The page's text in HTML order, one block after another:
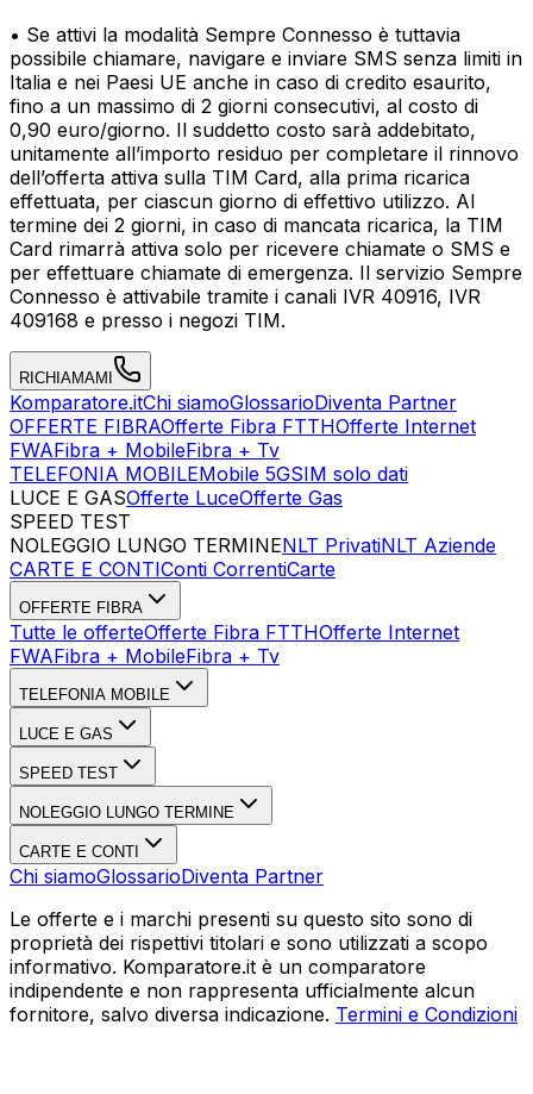
• Se attivi la modalità Sempre Connesso è tuttavia
possibile chiamare, navigare e inviare SMS senza limiti in
Italia e nei Paesi UE anche in caso di credito esaurito,
fino a un massimo di 2 giorni consecutivi, al costo di
0,90 euro/giorno. Il suddetto costo sarà addebitato,
unitamente all’importo residuo per completare il rinnovo
dell’offerta attiva sulla TIM Card, alla prima ricarica
effettuata, per ciascun giorno di effettivo utilizzo. Al
termine dei 2 giorni, in caso di mancata ricarica, la TIM
Card rimarrà attiva solo per ricevere chiamate o SMS e
per effettuare chiamate di emergenza. Il servizio Sempre
Connesso è attivabile tramite i canali IVR 40916, IVR
409168 e presso i negozi TIM.
RICHIAMAMI
Komparatore.itChi siamoGlossarioDiventa Partner
OFFERTE FIBRAOfferte Fibra FTTHOfferte Internet
FWAFibra + MobileFibra + Tv
TELEFONIA MOBILEMobile 5GSIM solo dati
LUCE E GASOfferte LuceOfferte Gas
SPEED TEST
NOLEGGIO LUNGO TERMINENLT PrivatiNLT Aziende
CARTE E CONTIConti CorrentiCarte
OFFERTE FIBRA
Tutte le offerteOfferte Fibra FTTHOfferte Internet
FWAFibra + MobileFibra + Tv
TELEFONIA MOBILE
LUCE E GAS
SPEED TEST
NOLEGGIO LUNGO TERMINE
CARTE E CONTI
Chi siamoGlossarioDiventa Partner
Le offerte e i marchi presenti su questo sito sono di
proprietà dei rispettivi titolari e sono utilizzati a scopo
informativo. Komparatore.it è un comparatore
indipendente e non rappresenta ufficialmente alcun
fornitore, salvo diversa indicazione. Termini e Condizioni